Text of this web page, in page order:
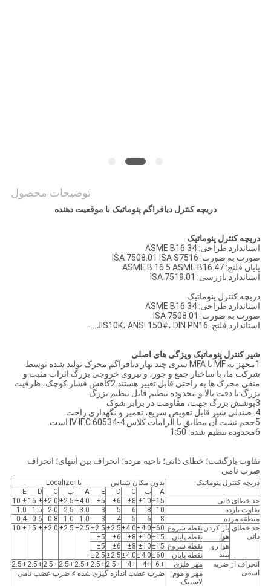
توضیحات محصول
دریچه کنترل دیافراگم پنوماتیک با موقعیت دهنده
دریچه کنترل پنوماتیک
استاندارد طراحی: ASME B16.34
صورت به صورت: ISA 7508.01 ISA S7516
پایان فلنج: ASME B 16.5 ASME B16.47
استاندارد بازرسی: ISA 7519.01
دریچه کنترل پنوماتیک
استاندارد طراحی: ASME B16.34
صورت به صورت: ISA 7508.01
استاندارد فلنج: JIS10K، ANSI 150#، DIN PN16.....
شیر کنترل پنوماتیک ویژگی های اصلی
1مجهز به MF یا MFA سری چند بهار دیافراگم محرک تولید شده توسط
شرکت ما، با ساختار جمع و جور، و نیروی خروجی بزرگ.اثرات مثبت و
منفی محرک ها به راحتی قابل تغییر هستند.2کاهش فشار کوچک، ظرفیت
بزرگ با دقت بالا و محدوده تنظیم قابل تنظیم بزرگ.
3پوشش بزرگ جهت، مقاومت در برابر شوک
4. صندلی شیر قابل تعویض سریع، تعمیر و نگهداری راحت
5حجم نشت آن مطابق با الزامات کلاس IV IEC 60534-4 است.
6محدوده تنظیم شده: 1:50
تفاوت بازگشت؛ خطای ذاتی؛ ناحیه مرده؛ انحراف بین انتهای؛ انحراف
ضرب نامی
دریچه کنترل پنوماتیک بدون مکان شناس
با Localizer
A
ب C
D
E
A ب C
D
E
حد خطای ذاتی
±15
±10
±8
±6
±5
±4.0
±2.5
±2.0
± 15
± 10
تفاوت بازده
10
8
6
5
3
3.0
2.5
2.0
1.5
1.0
منطقه مرده
8
6
5
4
3
1.0
1.0
0.8
0.6
0.4
حد خطای
ذاتی
باز کردن
هوا
نقطه شروع ±60
±4.0
±4.0
±2.5
±2.5
±2.5
±2.5
±2.0
± 15
± 10
نقطه پایان
±15
±10
±8
±6
±5
هوا رو
ببند
نقطه شروع ±15
±10
±8
±6
±5
نقطه پایان
±60
±4.0
±4.0
±2.5
±2.5
انحراف از ضربه
اسمی
مهر فلزی +6
+4
+4
+2.5
+2.5
+2.5
+2.5
+2.5
+2.5
+2.5
مهر و موم
لاستیک
ضرب عضب اندازه گیری شده > ضرب عضب نامی